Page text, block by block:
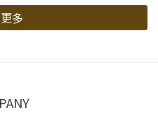
多